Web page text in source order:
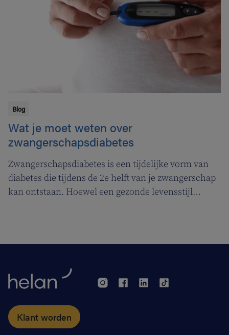
Blog
Wat je moet weten over
zwangerschapsdiabetes
Zwangerschapsdiabetes is een tijdelijke vorm van
diabetes die tijdens de 2e helft van je zwangerschap
kan ontstaan. Hoewel een gezonde levensstijl
Klant worden